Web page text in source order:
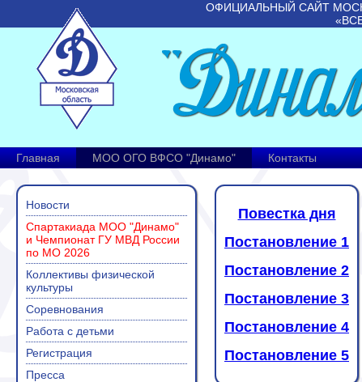
ОФИЦИАЛЬНЫЙ САЙТ
Главная МОО ОГО ВФСО "Динамо" Контакты
Новости
Спартакиада МОО "Динамо"
и Чемпионат ГУ МВД России
по МО 2026
Коллективы физической
культуры
Соревнования
Работа с детьми
Регистрация
Пресса
Повестка дня
Постановление 1
Постановление 2
Постановление 3
Постановление 4
Постановление 5